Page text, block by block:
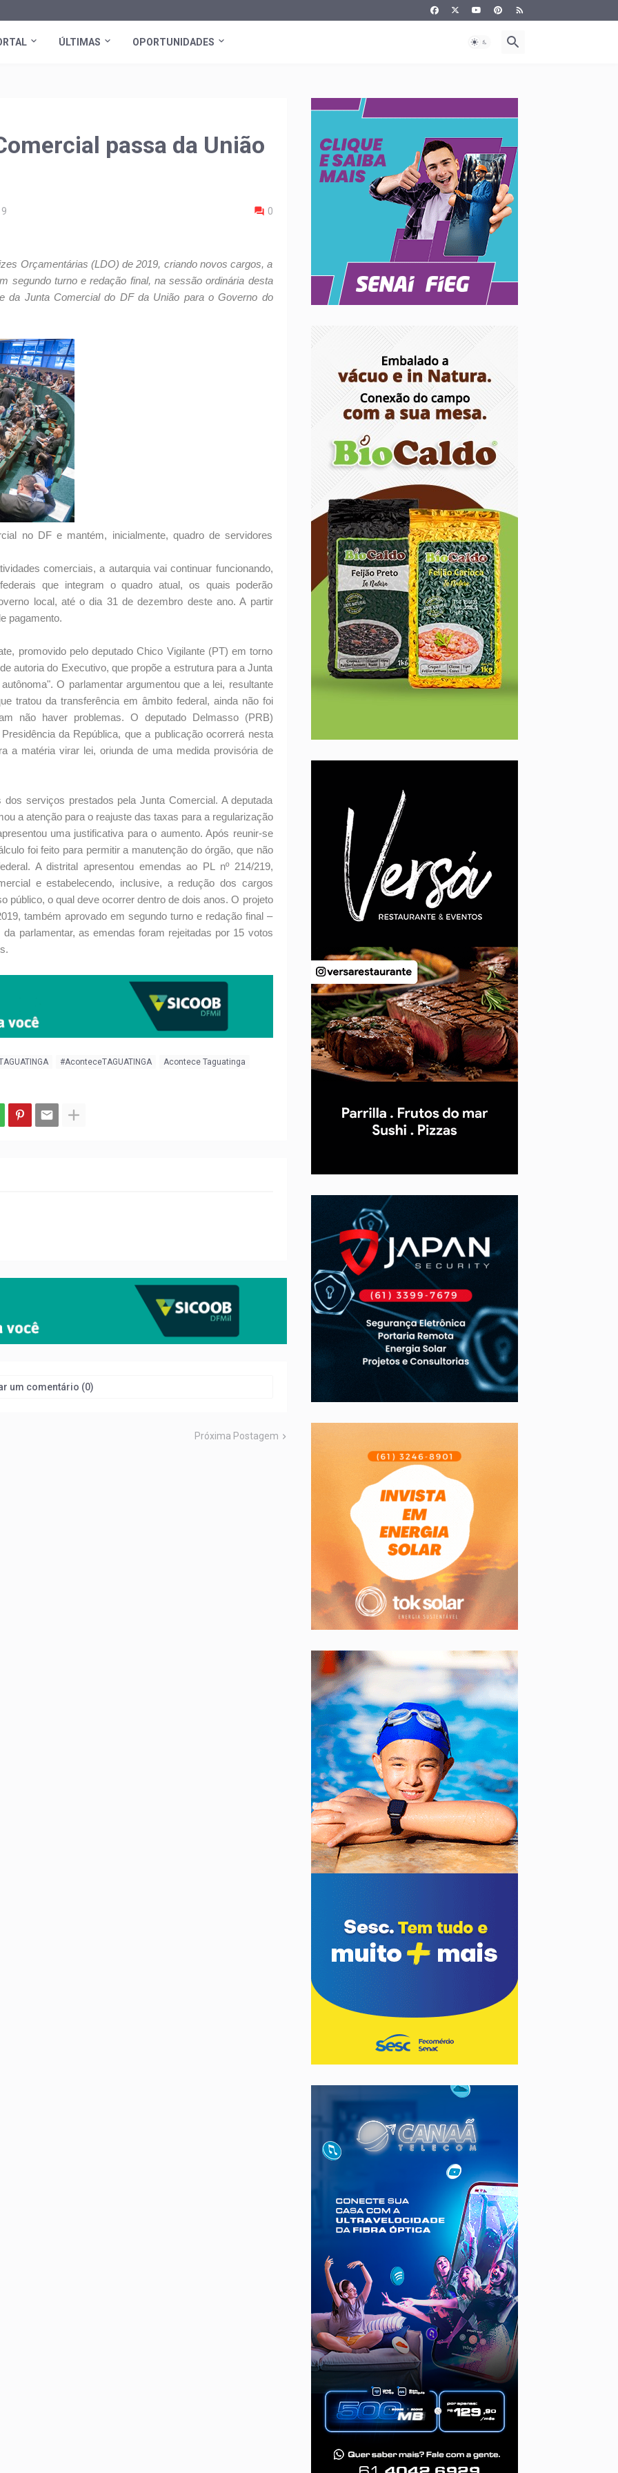
ÚLTIMAS OPORTUNIDADES
passa da União
0
Orçamentárias (LDO) de 2019, criando novos cargos, a
segundo turno e redação final, na sessão ordinária desta
da Junta Comercial do DF da União para o Governo do
no DF e mantém, inicialmente, quadro de servidores
comerciais, a autarquia vai continuar funcionando,
que integram o quadro atual, os quais poderão
local, até o dia 31 de dezembro deste ano. A partir
pagamento.
promovido pelo deputado Chico Vigilante (PT) em torno
autoria do Executivo, que propõe a estrutura para a Junta
O parlamentar argumentou que a lei, resultante
tratou da transferência em âmbito federal, ainda não foi
não haver problemas. O deputado Delmasso (PRB)
da República, que a publicação ocorrerá nesta
a matéria virar lei, oriunda de uma medida provisória de
serviços prestados pela Junta Comercial. A deputada
a atenção para o reajuste das taxas para a regularização
uma justificativa para o aumento. Após reunir-se
foi feito para permitir a manutenção do órgão, que não
A distrital apresentou emendas ao PL nº 214/219,
e estabelecendo, inclusive, a redução dos cargos
público, o qual deve ocorrer dentro de dois anos. O projeto
também aprovado em segundo turno e redação final –
parlamentar, as emendas foram rejeitadas por 15 votos
#AconteceTAGUATINGA Acontece Taguatinga
um comentário (0)
Próxima Postagem